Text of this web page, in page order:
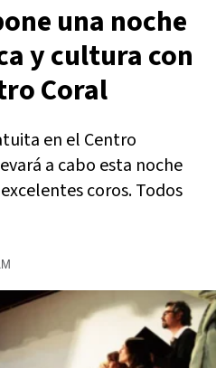
una noche
y cultura con
Coral
en el Centro
a cabo esta noche
coros. Todos